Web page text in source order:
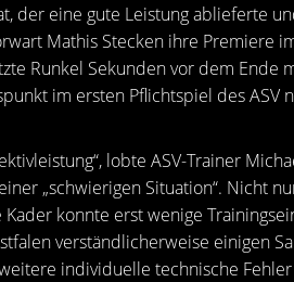
der eine gute Leistung ablieferte
Mathis Stecken ihre Premiere
Runkel Sekunden vor dem Ende
im ersten Pflichtspiel des ASV
lobte ASV-Trainer
„schwierigen Situation“. Nicht
konnte erst wenige
verständlicherweise einigen
individuelle technische